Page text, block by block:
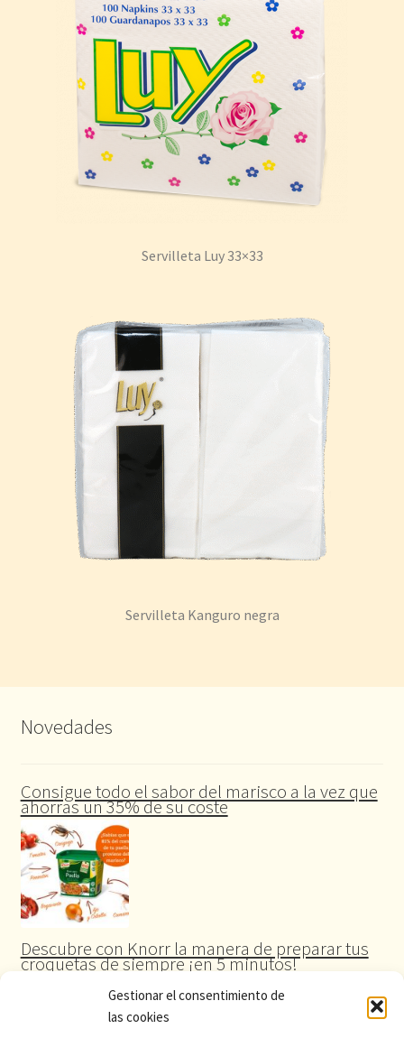
Gestionar el consentimiento de
las cookies
Servilleta Luy 33×33
Servilleta Kanguro negra
Novedades
Consigue todo el sabor del marisco a la vez que
ahorras un 35% de su coste
Descubre con Knorr la manera de preparar tus
croquetas de siempre ¡en 5 minutos!